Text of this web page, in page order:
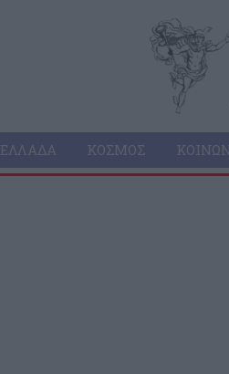
ΕΛΛΆΔΑ ΚΌΣΜΟΣ